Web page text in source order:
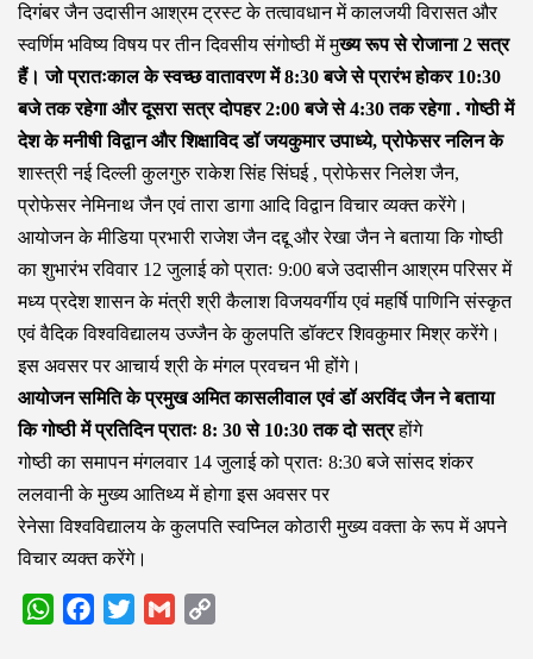
दिगंबर जैन उदासीन आश्रम ट्रस्ट के तत्वावधान में कालजयी विरासत और
स्वर्णिम भविष्य विषय पर तीन दिवसीय संगोष्ठी में मुख्य रूप से रोजाना 2 सत्र
हैं। जो प्रातःकाल के स्वच्छ वातावरण में 8:30 बजे से प्रारंभ होकर 10:30
बजे तक रहेगा और दूसरा सत्र दोपहर 2:00 बजे से 4:30 तक रहेगा . गोष्ठी में
देश के मनीषी विद्वान और शिक्षाविद डॉ जयकुमार उपाध्ये, प्रोफेसर नलिन के
शास्त्री नई दिल्ली कुलगुरु राकेश सिंह सिंघई , प्रोफेसर निलेश जैन,
प्रोफेसर नेमिनाथ जैन एवं तारा डागा आदि विद्वान विचार व्यक्त करेंगे।
आयोजन के मीडिया प्रभारी राजेश जैन दद्दू और रेखा जैन ने बताया कि गोष्ठी
का शुभारंभ रविवार 12 जुलाई को प्रातः 9:00 बजे उदासीन आश्रम परिसर में
मध्य प्रदेश शासन के मंत्री श्री कैलाश विजयवर्गीय एवं महर्षि पाणिनि संस्कृत
एवं वैदिक विश्वविद्यालय उज्जैन के कुलपति डॉक्टर शिवकुमार मिश्र करेंगे।
इस अवसर पर आचार्य श्री के मंगल प्रवचन भी होंगे।
आयोजन समिति के प्रमुख अमित कासलीवाल एवं डॉ अरविंद जैन ने बताया
कि गोष्ठी में प्रतिदिन प्रातः 8: 30 से 10:30 तक दो सत्रहोंगे
गोष्ठी का समापन मंगलवार 14 जुलाई को प्रातः 8:30 बजे सांसद शंकर
ललवानी के मुख्य आतिथ्य में होगा इस अवसर पर
रेनेसा विश्वविद्यालय के कुलपति स्वप्निल कोठारी मुख्य वक्ता के रूप में अपने
विचार व्यक्त करेंगे।
WhatsAppFacebook
Twitter Gmail